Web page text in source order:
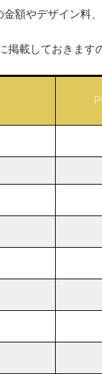
額やデザイン料
掲載しておきます